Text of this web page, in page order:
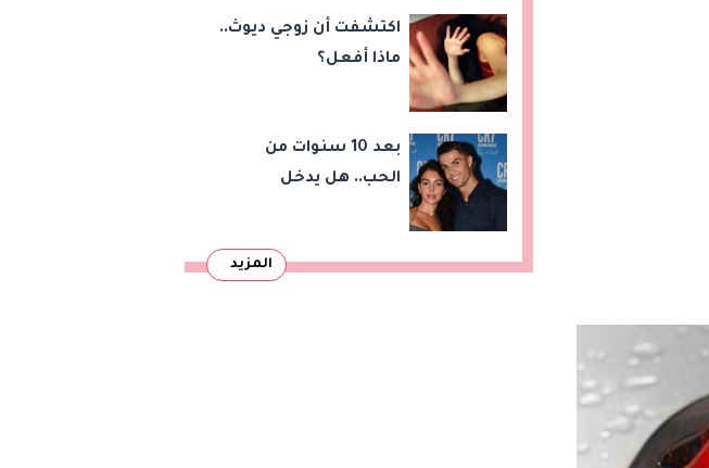
اكتشفت أن زوجي ديوث..
ماذا أفعل؟
بعد 10 سنوات من
الحب.. هل يدخل
في ماديرا؟
المزيد